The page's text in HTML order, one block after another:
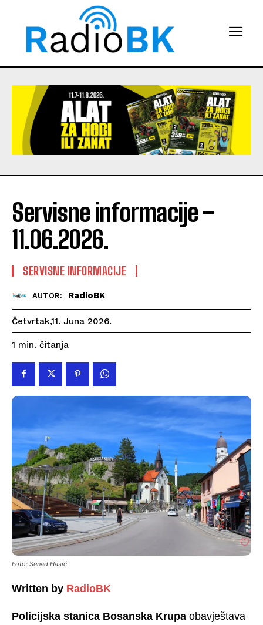
Servisne informacije –
11.06.2026.
SERVISNE INFORMACIJE
AUTOR: RadioBK
Četvrtak,11. Juna 2026.
1 min. čitanja
Foto: Senad Hasić
Written by RadioBK
Policijska stanica Bosanska Krupa obavještava